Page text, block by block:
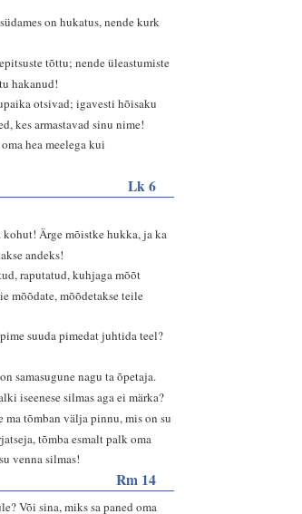
on hukatus, nende kurk
tõttu; nende üleastumiste
hakanud!
otsivad; igavesti hõisaku
kes armastavad sinu nime!
hea meelega kui
Lk 6
Ärge mõistke hukka, ja ka
andeks!
raputatud, kuhjaga mõõt
mõõdate, mõõdetakse teile
suuda pimedat juhtida teel?
samasugune nagu ta õpetaja.
iseenese silmas aga ei märka?
ma tõmban välja pinnu, mis on su
tõmba esmalt palk oma
venna silmas!
Rm 14
Või sina, miks sa paned oma